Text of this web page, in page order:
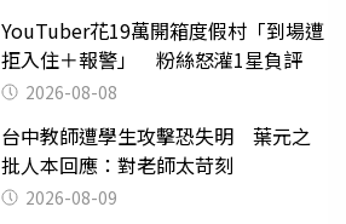
YouTuber花19萬開箱度假村「到場遭
拒入住＋報警」 粉絲怒灌1星負評
2026-08-08
台中教師遭學生攻擊恐失明 葉元之
批人本回應：對老師太苛刻
2026-08-09